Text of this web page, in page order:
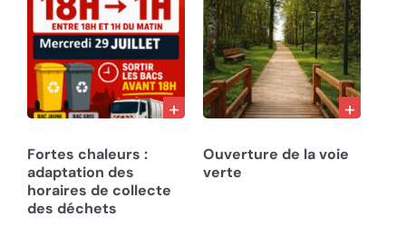
Fortes chaleurs :
adaptation des
horaires de collecte
des déchets
Ouverture de la voie
verte